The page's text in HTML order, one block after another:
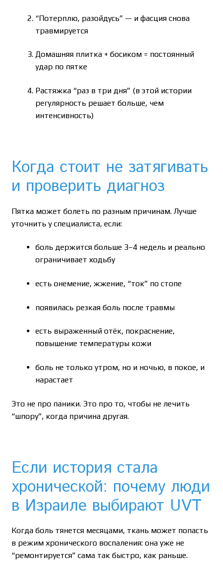
“Потерплю, разойдусь” — и фасция снова
травмируется
Домашняя плитка + босиком = постоянный
удар по пятке
Растяжка “раз в три дня” (в этой истории
регулярность решает больше, чем
интенсивность)
Когда стоит не затягивать
и проверить диагноз
Пятка может болеть по разным причинам. Лучше
уточнить у специалиста, если:
боль держится больше 3–4 недель и реально
ограничивает ходьбу
есть онемение, жжение, “ток” по стопе
появилась резкая боль после травмы
есть выраженный отёк, покраснение,
повышение температуры кожи
боль не только утром, но и ночью, в покое, и
нарастает
Это не про паники. Это про то, чтобы не лечить
“шпору”, когда причина другая.
Если история стала
хронической: почему люди
в Израиле выбирают UVT
Когда боль тянется месяцами, ткань может попасть
в режим хронического воспаления: она уже не
“ремонтируется” сама так быстро, как раньше.